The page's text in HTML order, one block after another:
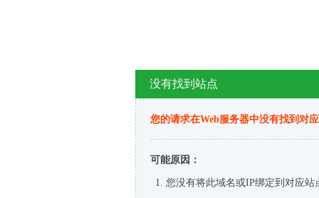
没有找到站点
您的请求在Web服务器中没有找到对
可能原因：
您没有将此域名或IP绑定到对应站